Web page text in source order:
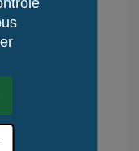
par Laurent
riche, au
ses quatre
sa